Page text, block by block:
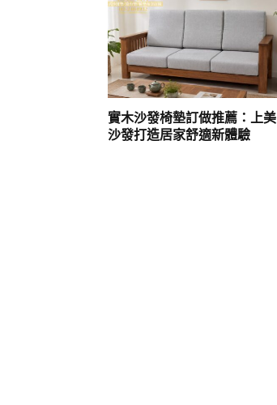
實木沙發椅墊訂做推薦：上美
沙發打造居家舒適新體驗